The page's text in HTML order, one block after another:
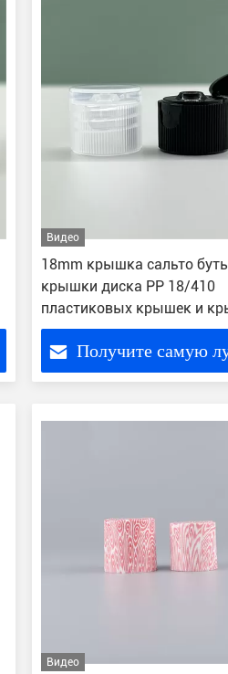
Видео
18mm крышка сальто
крышки диска PP 18/410
пластиковых крышек и
верхняя для бутылок
Получите самую
Видео